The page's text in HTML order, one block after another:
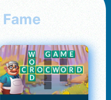
Fame